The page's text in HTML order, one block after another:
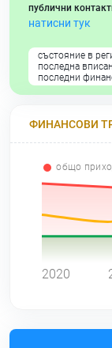
публични
натисни тук
състояние в
последна
последни
ФИНАНСОВИ
общо
2020